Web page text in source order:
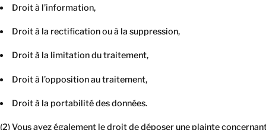
Droit à l’information,
Droit à la rectification ou à la suppression,
Droit à la limitation du traitement,
Droit à l’opposition au traitement,
Droit à la portabilité des données.
(2) Vous avez également le droit de déposer une plainte